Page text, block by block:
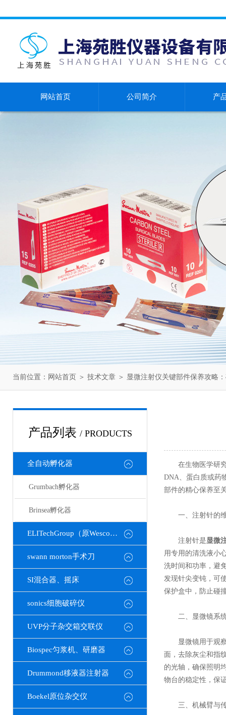
网站首页 公司简介 产
当前位置： 网站首页 ＞ 技术文章 ＞ 显微注射仪关键部件保养攻略
产品列表 / PRODUCTS
全自动孵化器
Grumbach孵化器
Brinsea孵化器
ELITechGroup（原Wescor）
swann morton手术刀
SI混合器、摇床
sonics细胞破碎仪
UVP分子杂交箱交联仪
Biospec匀浆机、研磨器
Drummond移液器注射器
Boekel原位杂交仪
在生物医学研究
DNA、蛋白质或药
部件的精心保养至
一、注射针的维
注射针是显微
用专用的清洗液小
洗时间和功率，避
发现针尖变钝，可
保护盒中，防止碰
二、显微镜系
显微镜用于观察
面，去除灰尘和指
的光轴，确保照明
物台的稳定性，保
三、机械臂与传